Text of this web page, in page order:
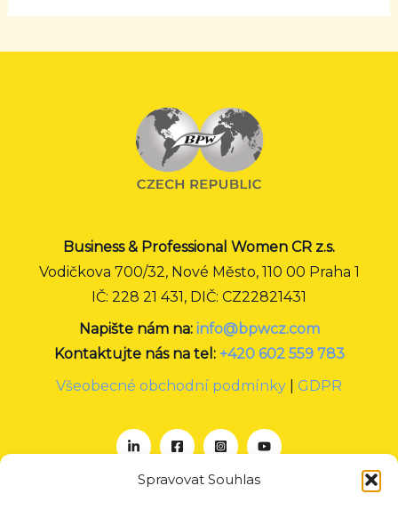
Spravovat Souhlas
Business & Professional Women CR z.s.
Vodičkova 700/32, Nové Město, 110 00 Praha 1
IČ: 228 21 431, DIČ: CZ22821431
Napište nám na: info@bpwcz.com
Kontaktujte nás na tel: +420 602 559 783
Všeobecné obchodní podmínky
GDPR